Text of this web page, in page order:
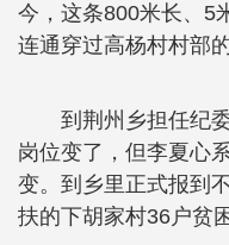
今，这条800米长、5
连通穿过高杨村村部
到荆州乡担任纪
岗位变了，但李夏心
变。到乡里正式报到
扶的下胡家村36户贫